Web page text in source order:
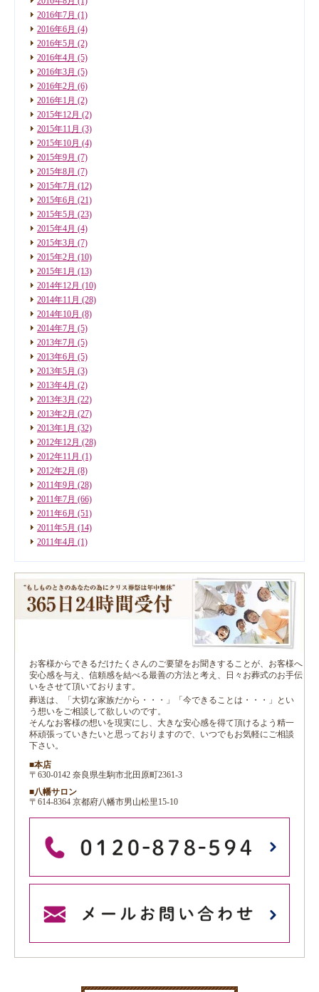
2016年7月 (1)
2016年6月 (4)
2016年5月 (2)
2016年4月 (5)
2016年3月 (5)
2016年2月 (6)
2016年1月 (2)
2015年12月 (2)
2015年11月 (3)
2015年10月 (4)
2015年9月 (7)
2015年8月 (7)
2015年7月 (12)
2015年6月 (21)
2015年5月 (23)
2015年4月 (4)
2015年3月 (7)
2015年2月 (10)
2015年1月 (13)
2014年12月 (10)
2014年11月 (28)
2014年10月 (8)
2014年7月 (5)
2013年7月 (5)
2013年6月 (5)
2013年5月 (3)
2013年4月 (2)
2013年3月 (22)
2013年2月 (27)
2013年1月 (32)
2012年12月 (28)
2012年11月 (1)
2012年2月 (8)
2011年9月 (28)
2011年7月 (66)
2011年6月 (51)
2011年5月 (14)
2011年4月 (1)
お客様からできるだけたくさんのご要望をお聞きすることが、お客様へ
安心感を与え、信頼感を結べる最善の方法と考え、日々お葬式のお手伝
いをさせて頂いております。
葬送は、「大切な家族だから・・・」「今できることは・・・」とい
う想いをご相談して欲しいのです。
そんなお客様の想いを現実にし、大きな安心感を得て頂けるよう精一
杯頑張っていきたいと思っておりますので、いつでもお気軽にご相談
下さい。
■本店
〒630-0142 奈良県生駒市北田原町2361-3
■八幡サロン
〒614-8364 京都府八幡市男山松里15-10